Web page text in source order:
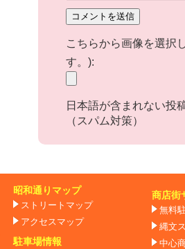
こちらから画像を選択
す。):
日本語が含まれない投
（スパム対策）
昭和通りマップ
ストリートマップ
アクセスマップ
駐車場情報
商店街
無料
縄文
中心